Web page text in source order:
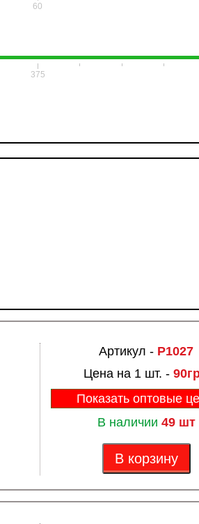
60
375
Артикул - P1027
Цена на 1 шт. -
Показать оптовые
В наличии 49 шт
В корзину